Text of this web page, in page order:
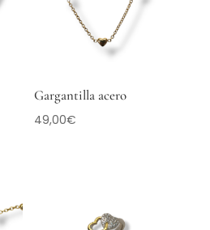
Gargantilla acero
49,00€